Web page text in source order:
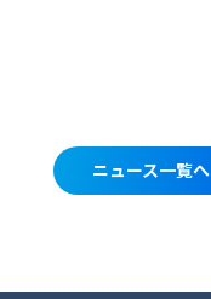
ニュース一覧へ